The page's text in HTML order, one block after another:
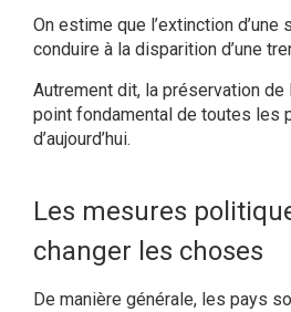
On estime que l’extinction
conduire à la disparition d’une
Autrement dit, la préservation
point fondamental de toutes les
d’aujourd’hui.
Les mesures
changer les choses
De manière générale, les pays